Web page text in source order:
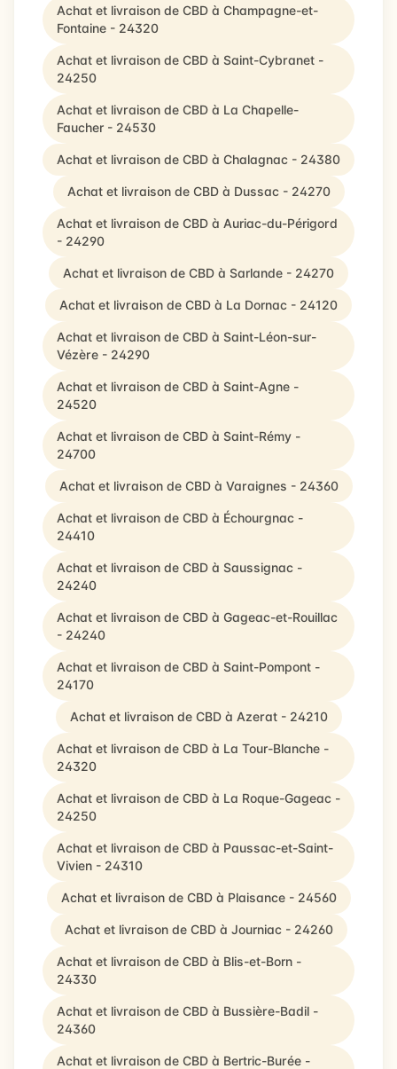
Achat et livraison de CBD à Champagne-et-
Fontaine - 24320
Achat et livraison de CBD à Saint-Cybranet -
24250
Achat et livraison de CBD à La Chapelle-
Faucher - 24530
Achat et livraison de CBD à Chalagnac - 24380
Achat et livraison de CBD à Dussac - 24270
Achat et livraison de CBD à Auriac-du-Périgord
- 24290
Achat et livraison de CBD à Sarlande - 24270
Achat et livraison de CBD à La Dornac - 24120
Achat et livraison de CBD à Saint-Léon-sur-
Vézère - 24290
Achat et livraison de CBD à Saint-Agne -
24520
Achat et livraison de CBD à Saint-Rémy -
24700
Achat et livraison de CBD à Varaignes - 24360
Achat et livraison de CBD à Échourgnac -
24410
Achat et livraison de CBD à Saussignac -
24240
Achat et livraison de CBD à Gageac-et-Rouillac
- 24240
Achat et livraison de CBD à Saint-Pompont -
24170
Achat et livraison de CBD à Azerat - 24210
Achat et livraison de CBD à La Tour-Blanche -
24320
Achat et livraison de CBD à La Roque-Gageac -
24250
Achat et livraison de CBD à Paussac-et-Saint-
Vivien - 24310
Achat et livraison de CBD à Plaisance - 24560
Achat et livraison de CBD à Journiac - 24260
Achat et livraison de CBD à Blis-et-Born -
24330
Achat et livraison de CBD à Bussière-Badil -
24360
Achat et livraison de CBD à Bertric-Burée -